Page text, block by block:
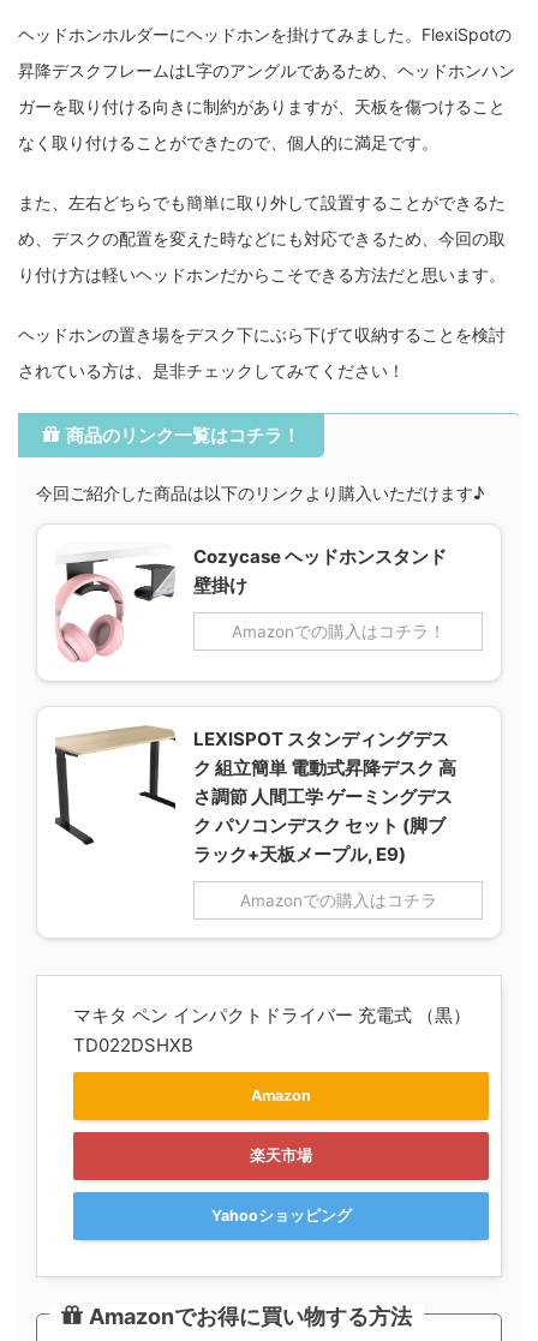
ヘッドホンホルダーにヘッドホンを掛けてみました。FlexiSpotの
昇降デスクフレームはL字のアングルであるため、ヘッドホンハン
ガーを取り付ける向きに制約がありますが、天板を傷つけること
なく取り付けることができたので、個人的に満足です。
また、左右どちらでも簡単に取り外して設置することができるた
め、デスクの配置を変えた時などにも対応できるため、今回の取
り付け方は軽いヘッドホンだからこそできる方法だと思います。
ヘッドホンの置き場をデスク下にぶら下げて収納することを検討
されている方は、是非チェックしてみてください！
商品のリンク一覧はコチラ！
今回ご紹介した商品は以下のリンクより購入いただけます♪
Cozycase ヘッドホンスタンド
壁掛け
Amazonでの購入はコチラ！
LEXISPOT スタンディングデス
ク 組立簡単 電動式昇降デスク 高
さ調節 人間工学 ゲーミングデス
ク パソコンデスク セット (脚ブ
ラック+天板メープル, E9)
Amazonでの購入はコチラ
マキタ ペン インパクトドライバー 充電式 （黒）
TD022DSHXB
Amazon
楽天市場
Yahooショッピング
Amazonでお得に買い物する方法